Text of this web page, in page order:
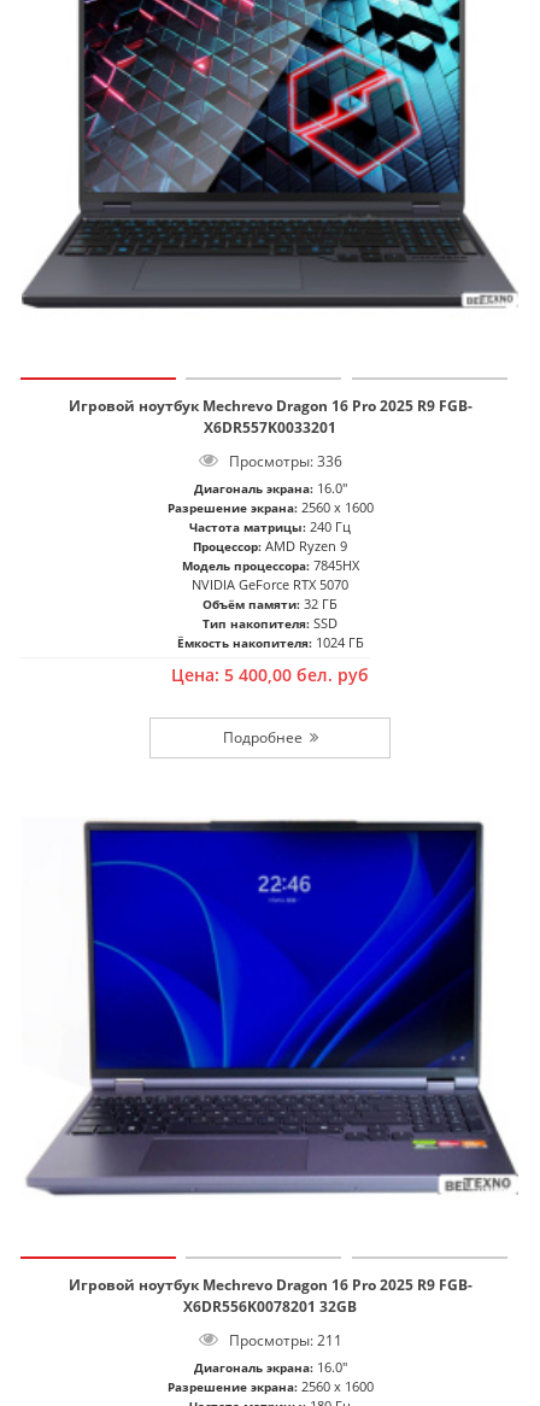
Игровой ноутбук Mechrevo Dragon 16 Pro 2025 R9 FGB-
X6DR557K0033201
Просмотры: 336
Диагональ экрана: 16.0"
Разрешение экрана: 2560 x 1600
Частота матрицы: 240 Гц
Процессор: AMD Ryzen 9
Модель процессора: 7845HX
NVIDIA GeForce RTX 5070
Объём памяти: 32 ГБ
Тип накопителя: SSD
Ёмкость накопителя: 1024 ГБ
Цена: 5 400,00 бел. руб
Игровой ноутбук Mechrevo Dragon 16 Pro 2025 R9 FGB-
X6DR556K0078201 32GB
Просмотры: 211
Диагональ экрана: 16.0"
Разрешение экрана: 2560 x 1600